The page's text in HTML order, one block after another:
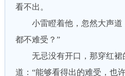
看不出。
小雷瞪着他，忽然大声道
都不难受？”
无忌没有开口，那穿红裙
道：“能够看得出的难受，也